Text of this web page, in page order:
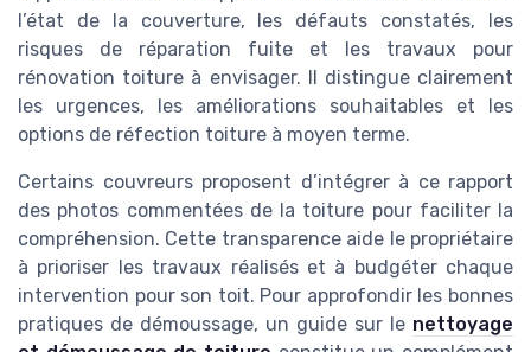
l’état de la couverture, les défauts constatés, les
risques de réparation fuite et les travaux pour
rénovation toiture à envisager. Il distingue clairement
les urgences, les améliorations souhaitables et les
options de réfection toiture à moyen terme.
Certains couvreurs proposent d’intégrer à ce rapport
des photos commentées de la toiture pour faciliter la
compréhension. Cette transparence aide le propriétaire
à prioriser les travaux réalisés et à budgéter chaque
intervention pour son toit. Pour approfondir les bonnes
pratiques de démoussage, un guide sur le nettoyage